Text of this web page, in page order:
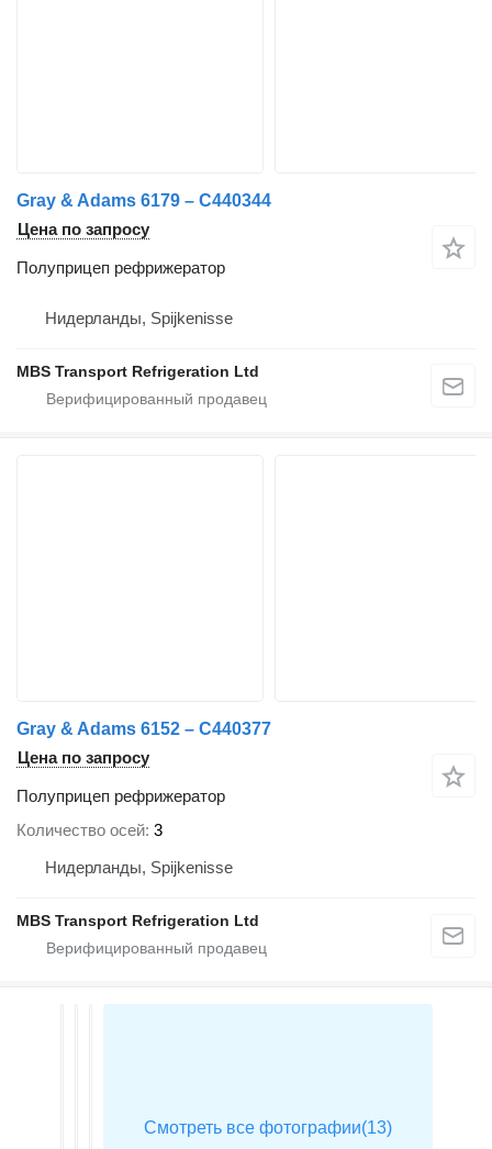
Gray & Adams 6179 – C440344
Цена по запросу
Полуприцеп рефрижератор
Нидерланды, Spijkenisse
MBS Transport Refrigeration Ltd
Gray & Adams 6152 – C440377
Цена по запросу
Полуприцеп рефрижератор
Количество осей 3
Нидерланды, Spijkenisse
MBS Transport Refrigeration Ltd